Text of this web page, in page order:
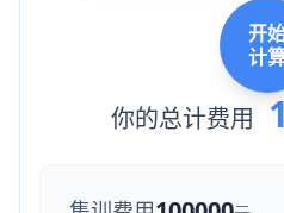
开
计
你的总计费用